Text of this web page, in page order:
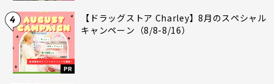
4
PR
【ドラッグストア Charley】8月のスペシャル
キャンペーン（8/8-8/16）